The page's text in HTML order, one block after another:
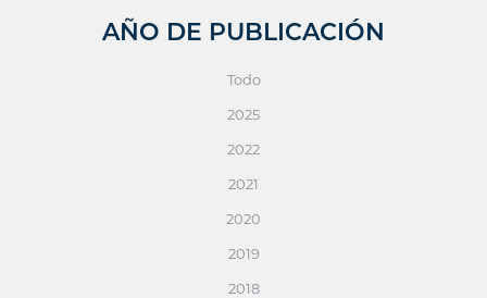
AÑO DE PUBLICACIÓN
Todo
2025
2022
2021
2020
2019
2018